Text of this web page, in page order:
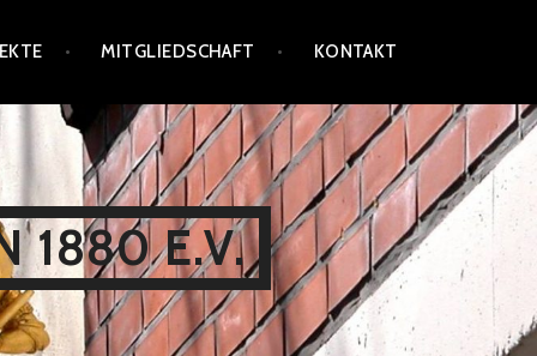
MITGLIEDSCHAFT KONTAKT
1880 E.V.